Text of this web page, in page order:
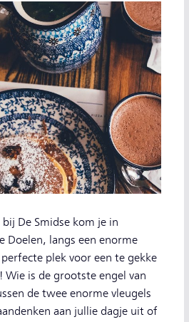
De Smidse kom je in
Doelen, langs een enorme
plek voor een te gekke
is de grootste engel van
de twee enorme vleugels
aan jullie dagje uit of